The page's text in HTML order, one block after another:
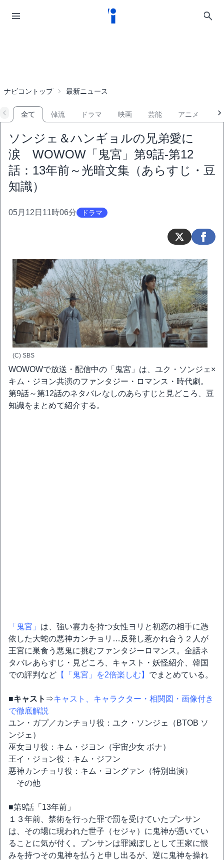
ナビコントップ 最新ニュース
全て 韓流 ドラマ 映画 芸能 アニメ
ソンジェ＆ハンギョルの兄弟愛に
涙 WOWOW「鬼宮」第9話-第12
話：13年前～光暗文集（あらすじ・豆
知識）
05月12日11時06分 ドラマ
(C) SBS
WOWOWで放送・配信中の「鬼宮」は、ユク・ソンジェ×
キム・ジヨン共演のファンタジー・ロマンス・時代劇。
第9話～第12話のネタバレなしのあらすじと見どころ、豆
知識をまとめて紹介する。
「鬼宮」 は、強い霊力を持つ女性ヨリと初恋の相手に憑
依した大蛇の悪神カンチョリ…反発し惹かれ合う２人が
王宮に巣食う悪鬼に挑むファンタジーロマンス。全話ネ
タバレあらすじ・見どころ、キャスト・妖怪紹介、韓国
での評判など 【「鬼宮」を2倍楽しむ】 でまとめている。
■キャスト ⇒キャスト、キャラクター・相関図・画像付き
で徹底解説
ユン・ガプ／カンチョリ役：ユク・ソンジェ（BTOB ソ
ンジェ）
巫女ヨリ役：キム・ジヨン（宇宙少女 ボナ）
王イ・ジョン役：キム・ジフン
悪神カンチョリ役：キム・ヨングァン（特別出演）
その他
■第9話「13年前」
１３年前、禁術を行った罪で罰を受けていたプンサン
は、その場に現われた世子（セジャ）に鬼神が憑いてい
ることに気が付く。プンサンは罪滅ぼしとして王家に恨
みを持つその鬼神を払うと申し出るが、逆に鬼神を操れ